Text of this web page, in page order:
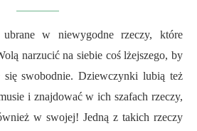
w niewygodne rzeczy, które
narzucić na siebie coś lżejszego, by
swobodnie. Dziewczynki lubią też
i znajdować w ich szafach rzeczy,
w swojej! Jedną z takich rzeczy